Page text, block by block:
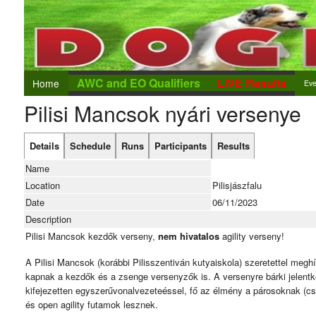
Home AWC and EO Qualifiers LIVE Results
Pilisi Mancsok nyári versenye
Details Schedule Runs Participants
Results
Name
Location
Pilisjászfalu
Date
06/11/2023
Description
Pilisi Mancsok kezdők verseny,nemhivatalos agility verseny!
A Pilisi Mancsok (korábbi Pilisszentiván kutyaiskola) szeretettel
kapnak a kezdők és a zsenge versenyzők is. A versenyre bárki
kifejezetten egyszerűvonalvezeteéssel, fő az élmény a párosoknak
és open agility futamok lesznek.